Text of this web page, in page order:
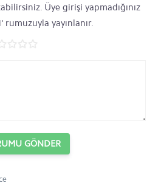
Üye girişi yapmadığınız
yayınlanır.
GÖNDER